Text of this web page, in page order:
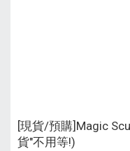
[現貨/預購]Magic
貨"不用等!)